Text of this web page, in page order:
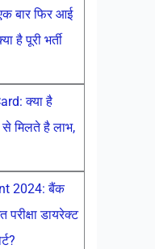
बार फिर आई
है पूरी भर्ती
क्या है
मिलते है लाभ,
2024: बैंक
डायरेक्ट